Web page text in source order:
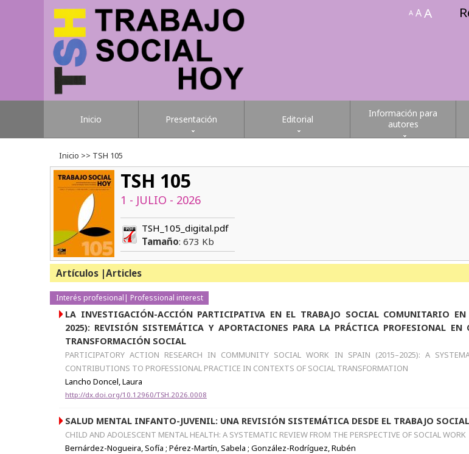
A AA
Inicio Presentación Editorial
Información para
autores
Inicio >> TSH 105
TSH 105
1 - JULIO - 2026
TSH_105_digital.pdf
Tamaño: 673 Kb
Artículos |Articles
Interés profesional| Professional interest
LA INVESTIGACIÓN-ACCIÓN PARTICIPATIVA EN EL TRABAJO SOCIAL COMUNITARIO EN
2025): REVISIÓN SISTEMÁTICA Y APORTACIONES PARA LA PRÁCTICA PROFESIONAL EN
TRANSFORMACIÓN SOCIAL
PARTICIPATORY ACTION RESEARCH IN COMMUNITY SOCIAL WORK IN SPAIN (2015–2025): A
CONTRIBUTIONS TO PROFESSIONAL PRACTICE IN CONTEXTS OF SOCIAL TRANSFORMATION
Lancho Doncel, Laura
http://dx.doi.org/10.12960/TSH.2026.0008
SALUD MENTAL INFANTO-JUVENIL: UNA REVISIÓN SISTEMÁTICA DESDE EL TRABAJO SOCIAL
CHILD AND ADOLESCENT MENTAL HEALTH: A SYSTEMATIC REVIEW FROM THE PERSPECTIVE OF SOCIAL WORK
Bernárdez-Nogueira, Sofía ; Pérez-Martín, Sabela ; González-Rodríguez, Rubén